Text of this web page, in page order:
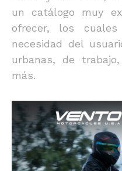
un catálogo muy
ofrecer, los cuales
necesidad del
urbanas, de
más.